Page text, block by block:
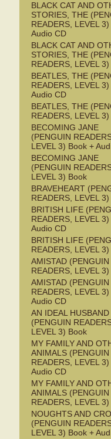
BLACK CAT AND
STORIES, THE
READERS, LEVEL
Audio CD
BLACK CAT AND
STORIES, THE
READERS, LEVEL
BEATLES, THE
READERS, LEVEL
Audio CD
BEATLES, THE
READERS, LEVEL
BECOMING JANE
(PENGUIN
LEVEL 3) Book +
BECOMING JANE
(PENGUIN
LEVEL 3) Book
BRAVEHEART
READERS, LEVEL
BRITISH LIFE
READERS, LEVEL
Audio CD
BRITISH LIFE
READERS, LEVEL
AMISTAD (PENGUIN
READERS, LEVEL
AMISTAD (PENGUIN
READERS, LEVEL
Audio CD
AN IDEAL HUSBAND
(PENGUIN
LEVEL 3) Book
MY FAMILY AND
ANIMALS (PENGUIN
READERS, LEVEL
Audio CD
MY FAMILY AND
ANIMALS (PENGUIN
READERS, LEVEL
NOUGHTS AND
(PENGUIN
LEVEL 3) Book +